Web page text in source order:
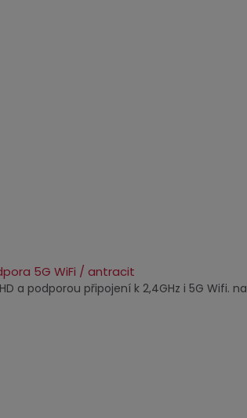
5G WiFi / antracit
a podporou připojení k 2,4GHz i 5G